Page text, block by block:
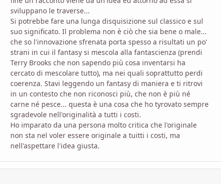
sviluppano le traverse...
Si potrebbe fare una lunga disquisizione sul classico e sul
suo significato. Il problema non è ciò che sia bene o male...
che so l'innovazione sfrenata porta spesso a risultati un po'
strani in cui il fantasy si mescola alla fantascienza (prendi
Terry Brooks che non sapendo più cosa inventarsi ha
cercato di mescolare tutto), ma nei quali soprattutto perdi
coerenza. Stavi leggendo un fantasy di maniera e ti ritrovi
in un contesto che non riconosci più, che non è più né
carne né pesce... questa è una cosa che ho tyrovato sempre
sgradevole nell'originalità a tutti i costi.
Ho imparato da una persona molto critica che l'originale
non sta nel voler essere originale a tuitti i costi, ma
nell'aspettare l'idea giusta.